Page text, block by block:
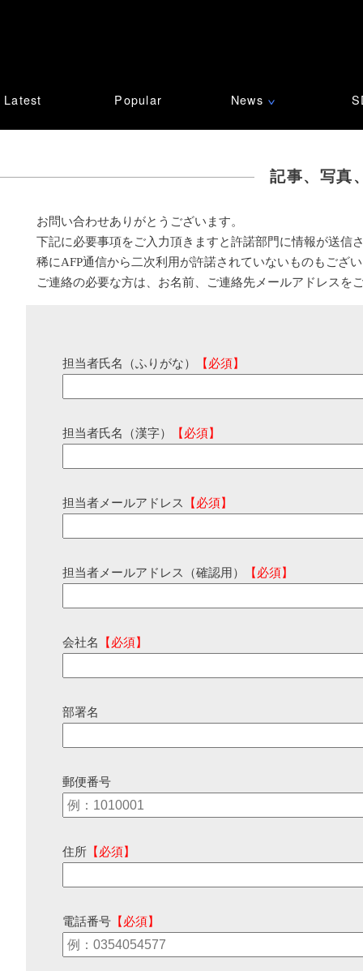
Latest Popular News ∨
記事、写真
お問い合わせありがとうございます。
下記に必要事項をご入力頂きますと許諾部門に情報が送信
稀にAFP通信から二次利用が許諾されていないものもござ
ご連絡の必要な方は、お名前、ご連絡先メールアドレスを
担当者氏名（ふりがな） 【必須】
担当者氏名（漢字） 【必須】
担当者メールアドレス 【必須】
担当者メールアドレス（確認用） 【必須】
会社名 【必須】
部署名
郵便番号
住所 【必須】
電話番号 【必須】